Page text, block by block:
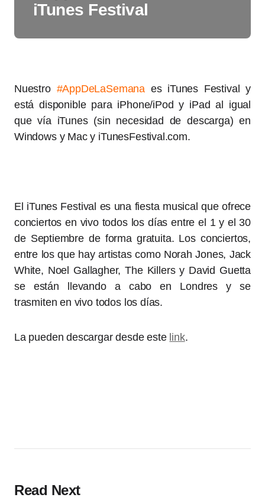
iTunes Festival
Nuestro #AppDeLaSemana es iTunes Festival y
está disponible para iPhone/iPod y iPad al igual
que vía iTunes (sin necesidad de descarga) en
Windows y Mac y iTunesFestival.com.
El iTunes Festival es una fiesta musical que ofrece
conciertos en vivo todos los días entre el 1 y el 30
de Septiembre de forma gratuita. Los conciertos,
entre los que hay artistas como Norah Jones, Jack
White, Noel Gallagher, The Killers y David Guetta
se están llevando a cabo en Londres y se
trasmiten en vivo todos los días.
La pueden descargar desde este link.
Read Next